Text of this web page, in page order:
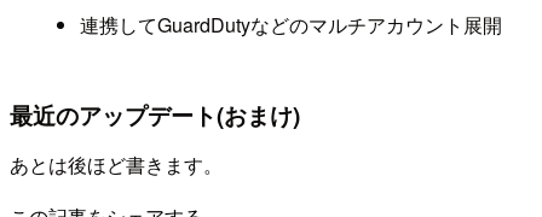
連携してGuardDutyなどのマルチアカウント展開
最近のアップデート(おまけ)
あとは後ほど書きます。